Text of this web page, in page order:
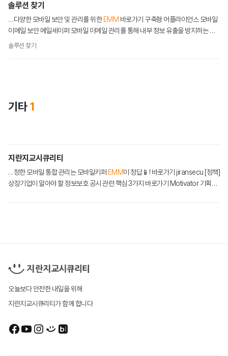
주가정보
공시정보
회사정보
브랜드 캐릭터
솔루션 찾기
…다양한 모바일 보안 및 관리를 위한 EMM 바로가기 구축형 어플라이언스 모바일
이메일 보안 메일세이퍼 모바일 이메일 관리를 통해 내부 정보 유출을 방지하는 모
바일 이메일 보안 솔루션 바로가기
솔루션 찾기
기타 1
지란지교시큐리티
…정한 모바일 통합 관리는 모바일키퍼 EMM이 정답📱! 바로가기 jiransecu [정책]
상장기업이 알아야 할 정보보호 공시 관련 핵심 3가지 바로가기 Motivator 기획부
오늘보다 안전한 내일을 위해
지란지교시큐리티가 함께 합니다